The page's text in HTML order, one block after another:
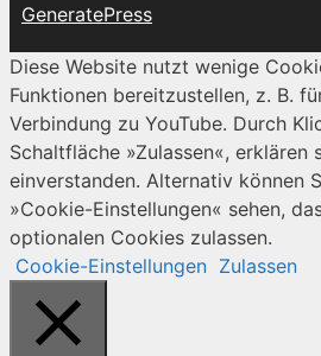
GeneratePress
Diese Website nutzt wenige
Funktionen bereitzustellen, z. B.
Verbindung zu YouTube. Durch
Schaltfläche »Zulassen«, erklären
einverstanden. Alternativ können
»Cookie-Einstellungen« sehen,
optionalen Cookies zulassen.
Cookie-Einstellungen Zulassen